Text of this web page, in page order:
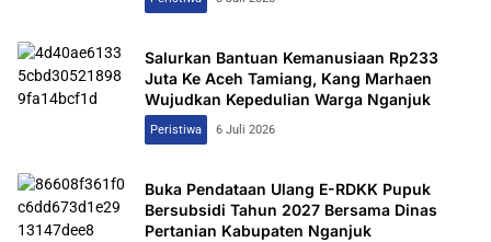
Salurkan Bantuan Kemanusiaan Rp233
Juta Ke Aceh Tamiang, Kang Marhaen
Wujudkan Kepedulian Warga Nganjuk
Peristiwa 6 Juli 2026
Buka Pendataan Ulang E-RDKK Pupuk
Bersubsidi Tahun 2027 Bersama Dinas
Pertanian Kabupaten Nganjuk